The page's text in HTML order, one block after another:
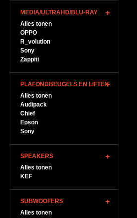
MEDIA/ULTRAHD/BLU-RAY
Alles tonen
OPPO
R_volution
Sony
Zappiti
PLAFONDBEUGELS EN LIFTEN
Alles tonen
Audipack
Chief
Epson
Sony
SPEAKERS
Alles tonen
KEF
SUBWOOFERS
Alles tonen